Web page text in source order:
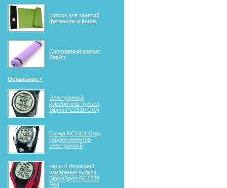
Коврик для занятий
фитнесом и йогой
Спортивный коврик
ЛивАп
Остальное »
Электронный
измеритель пульса
Sigma PC2510 Grey
Сигма RС1411 Gray
кардио-монитор
электронный
Часы с функцией
измерения пульса
SigmaSport RC1209
Red